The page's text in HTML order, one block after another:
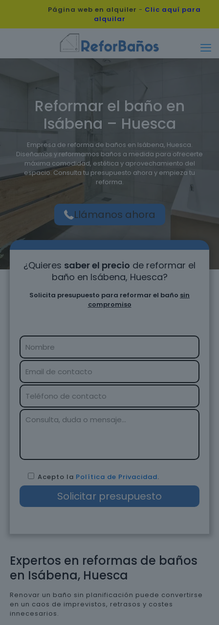
Página web en alquiler - Clic aquí para
alquilar
Reformar el baño en
Isábena – Huesca
Empresa de reforma de baños en Isábena, Huesca.
Diseñamos y reformamos baños a medida para ofrecerte
máxima comodidad, estética y aprovechamiento del
espacio. Consulta tu presupuesto ahora y empieza tu
reforma.
Llámanos ahora
Expertos en reformas de baños
en Isábena, Huesca
Renovar un baño sin planificación puede convertirse
en un caos de imprevistos, retrasos y costes
innecesarios.
¿Quieres saber el precio de reformar el
baño en Isábena, Huesca?
Solicita presupuesto para reformar el baño sin
compromiso
Acepto la Política de Privacidad.